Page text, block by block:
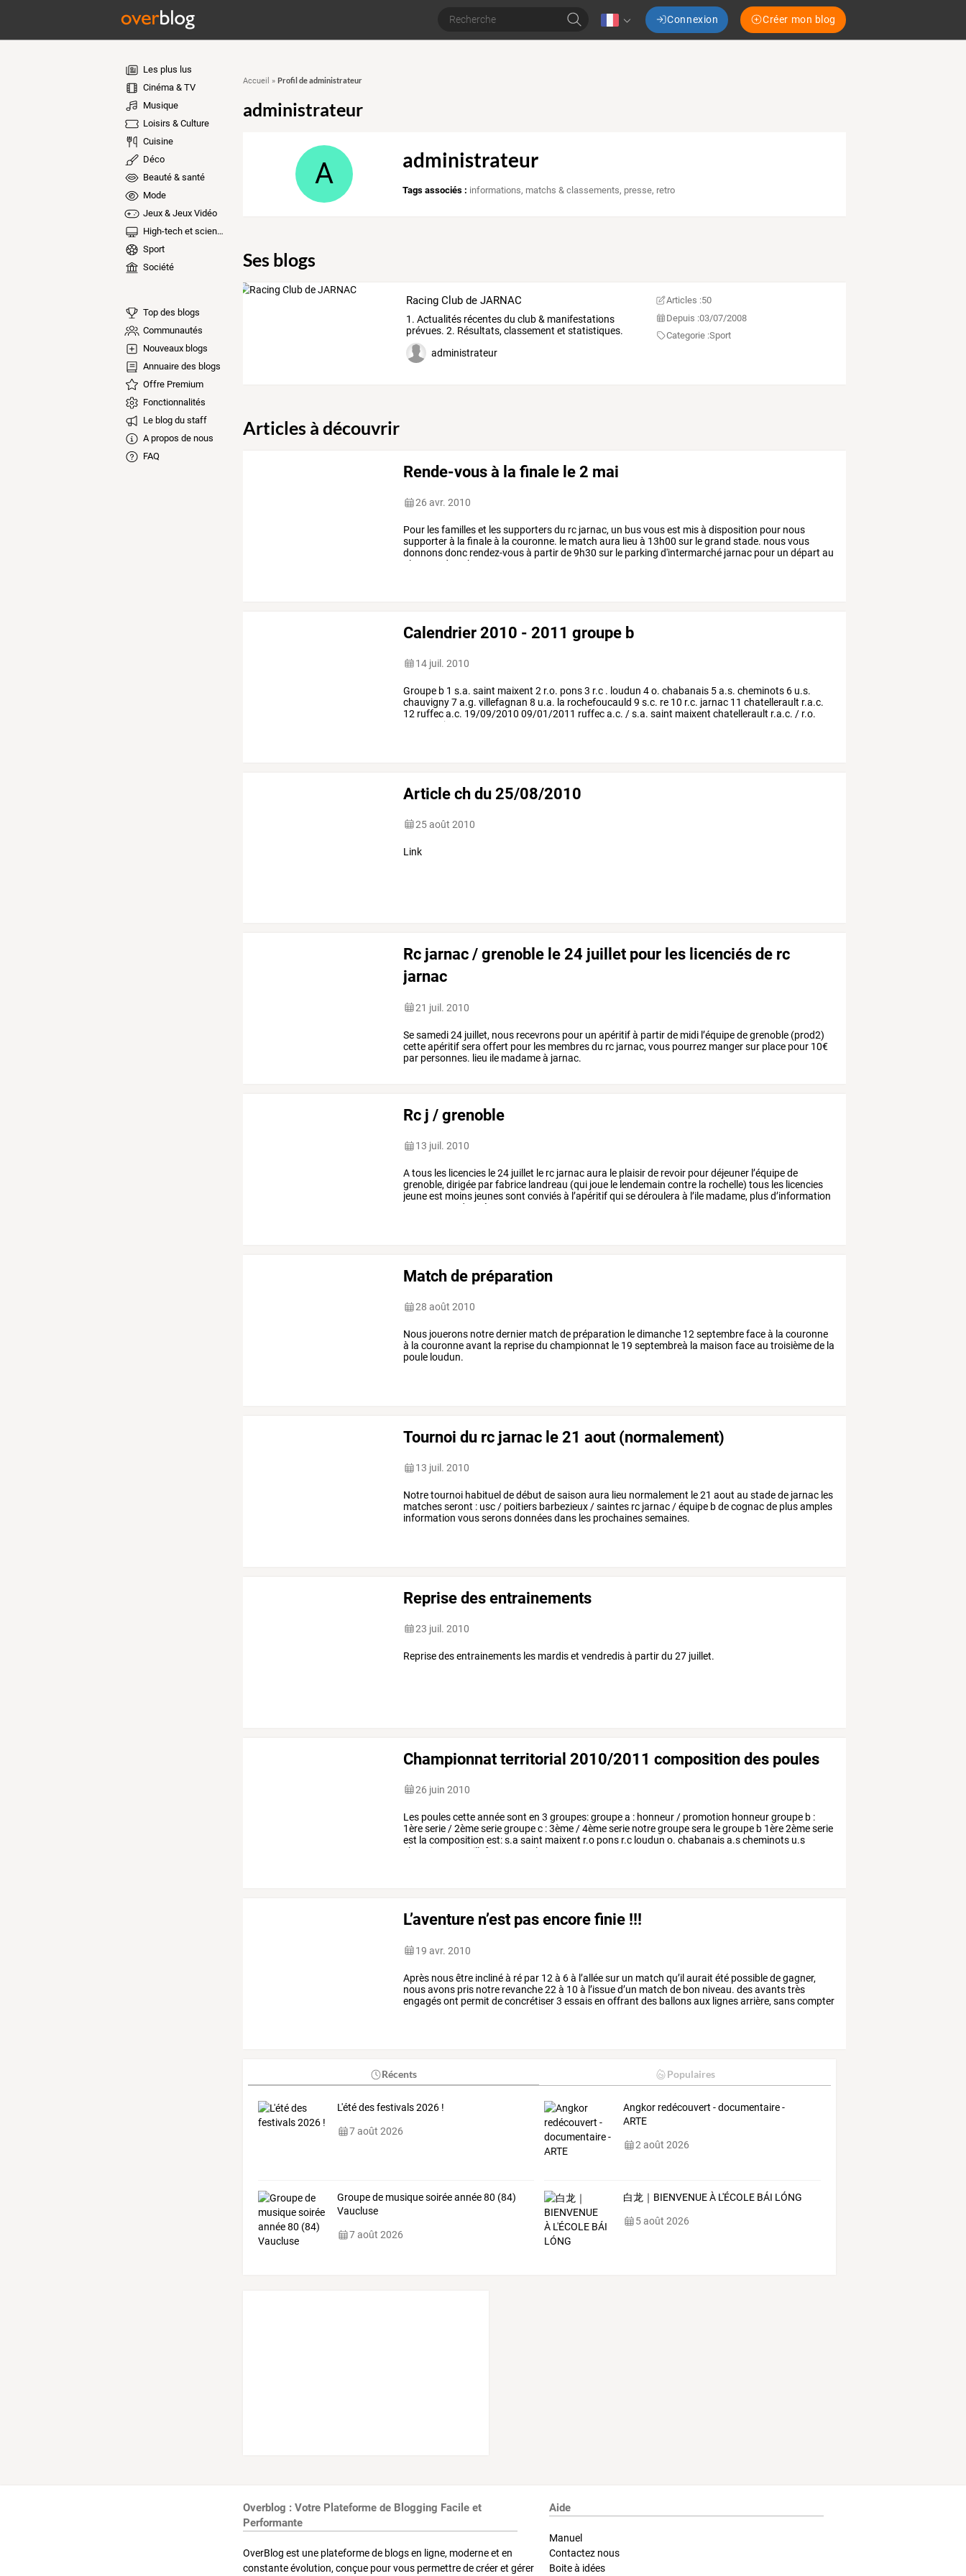
Connexion Créer mon blog
Les plus lus
Cinéma & TV
Musique
Loisirs & Culture
Cuisine
Déco
Beauté & santé
Mode
Jeux & Jeux Vidéo
High-tech et sciences
Sport
Société
Top des blogs
Communautés
Nouveaux blogs
Annuaire des blogs
Offre Premium
Fonctionnalités
Le blog du staff
A propos de nous
FAQ
Accueil » Profil de administrateur
administrateur
A administrateur
Tags associés : informations, matchs & classements, presse, retro
Ses blogs
Racing Club de JARNAC
1. Actualitésrécentesdu club&manifestations
prévues. 2. Résultats,classement et statistiques.
nous
administrateur
Articles :50
Depuis :03/07/2008
Categorie :Sport
Articles à découvrir
Rende-vous à la finale le 2 mai
26 avr. 2010
Pour lesfamilleset lessupportersdu rc jarnac, un busvousest misà disposition pour nous
supporterà la finaleà la couronne. le match aura lieu à 13h00 sur legrand stade. nousvous
donnonsdonc rendez-vousà partirde9h30 sur le parking d'intermarché jarnac pour un départ au
alentour
de 10h30.
Calendrier 2010 - 2011 groupe b
14 juil. 2010
Groupe b 1 s.a. saint maixent 2 r.o. pons3 r.c . loudun 4o. chabanais 5a.s. cheminots 6 u.s.
chauvigny7a.g. villefagnan 8 u.a. la rochefoucauld 9 s.c. re 10 r.c. jarnac 11 chatellerault r.a.c.
12 ruffeca.c. 19/09/2010 09/01/2011 ruffeca.c. /s.a. saint maixent chatellerault r.a.c. / r.o.
jarnac
Article ch du 25/08/2010
25 août 2010
Link
Rc jarnac / grenoble le 24 juillet pour les licenciés de rc
jarnac
21 juil. 2010
Se samedi 24 juillet, nous recevrons pour un apéritif à partir de midi l’équipe de grenoble (prod2)
cette apéritif sera offert pour les membres du rc jarnac, vous pourrez manger sur place pour 10€
par personnes. lieu ile madame à jarnac.
Rc j / grenoble
13 juil. 2010
Atous les licencies le24 juillet le rc jarnacaura le plaisirde revoir pourdéjeuner l’équipede
grenoble,dirigée parfabrice landreau (qui joue le lendemain contre la rochelle) tous les licencies
jeuneest moins jeunessont conviésà l’apéritifquisedéroulera à l’ile madame, plusd’information
donnée
Match de préparation
28 août 2010
Nous jouerons notre dernier match de préparation le dimanche 12 septembre face à la couronne
à la couronne avant la reprise du championnat le 19 septembreà la maison face au troisième de la
poule loudun.
Tournoi du rc jarnac le 21 aout (normalement)
13 juil. 2010
Notre tournoi habituel de début de saison aura lieu normalement le 21 aout au stade de jarnac les
matches seront : usc / poitiers barbezieux / saintes rc jarnac / équipe b de cognac de plus amples
information vous serons données dans les prochaines semaines.
Reprise des entrainements
23 juil. 2010
Reprise des entrainements les mardis et vendredis à partir du 27 juillet.
Championnat territorial 2010/2011 composition des poules
26 juin 2010
Les poulescetteannéesont en 3 groupes:groupea : honneur / promotion honneurgroupe b :
1èreserie /2èmeseriegroupec :3ème /4èmeserie notregroupesera legroupe b 1ère2èmeserie
est la composition est:s.a saint maixent r.o pons r.c loudun o. chabanaisa.scheminots u.s
chauvigny
villefagnan la
L’aventure n’est pas encore finie !!!
19 avr. 2010
Après nousêtre inclinéà ré par 12 à 6à l’alléesur un match qu’ilaurait été possibledegagner,
nousavons pris notre revanche22 à 10 à l’issued’un match de bon niveau. desavantstrès
engagésont permit deconcrétiser3 essaisen offrant des ballonsaux lignesarrière, sanscompter
Récents Populaires
L'été des festivals 2026 !
7 août 2026
Angkor redécouvert - documentaire -
ARTE
2 août 2026
Groupe de musique soirée année 80 (84)
Vaucluse
7 août 2026
白龙｜BIENVENUE À L'ÉCOLE BÁI LÓNG
5 août 2026
Overblog : Votre Plateforme de Blogging Facile et
Performante
OverBlog est une plateforme de blogs en ligne, moderne et en
constante évolution, conçue pour vous permettre de créer et gérer
Aide
Manuel
Contactez nous
Boite à idées